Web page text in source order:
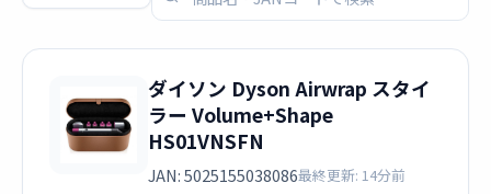
ダイソン Dyson Airwrap スタイ
ラー Volume+Shape
HS01VNSFN
JAN: 5025155038086最終更新: 14分前